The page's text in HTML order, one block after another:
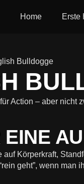
Home Erste
Bulldogge
Action – aber
Körperkraft,
geht”, wenn